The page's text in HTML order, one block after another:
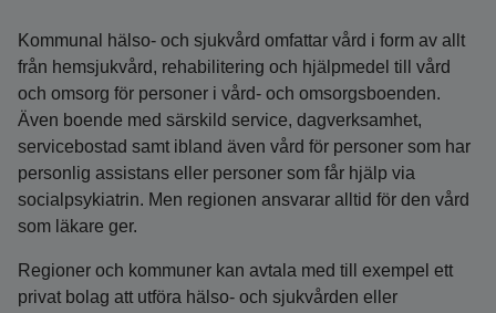
Kommunal hälso- och sjukvård omfattar vård i form av allt
från hemsjukvård, rehabilitering och hjälpmedel till vård
och omsorg för personer i vård- och omsorgsboenden.
Även boende med särskild service, dagverksamhet,
servicebostad samt ibland även vård för personer som har
personlig assistans eller personer som får hjälp via
socialpsykiatrin. Men regionen ansvarar alltid för den vård
som läkare ger.
Regioner och kommuner kan avtala med till exempel ett
privat bolag att utföra hälso- och sjukvården eller